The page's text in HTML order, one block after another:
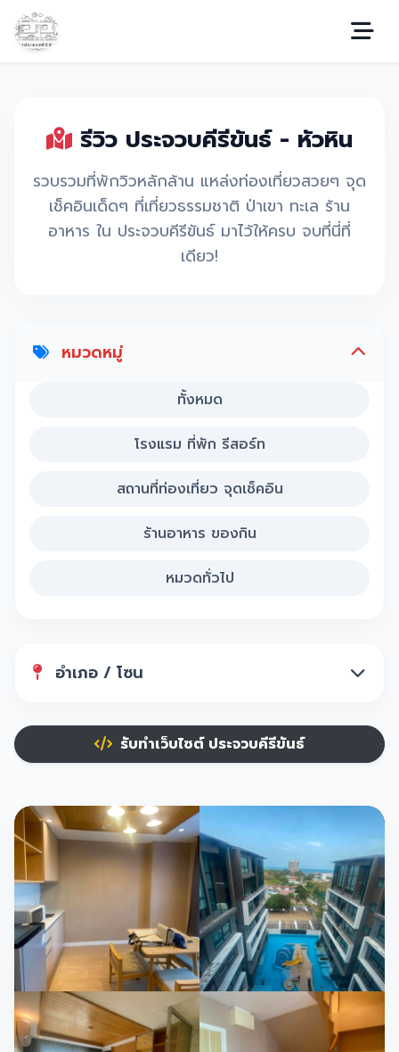
รีวิว ประจวบคีรีขันธ์ - หัวหิน
รวบรวมที่พักวิวหลักล้าน แหล่งท่องเที่ยวสวยๆ จุด
เช็คอินเด็ดๆ ที่เที่ยวธรรมชาติ ป่าเขา ทะเล ร้าน
อาหาร ใน ประจวบคีรีขันธ์ มาไว้ให้ครบ จบที่นี่ที่
เดียว!
หมวดหมู่
ทั้งหมด
โรงแรม ที่พัก รีสอร์ท
สถานที่ท่องเที่ยว จุดเช็คอิน
ร้านอาหาร ของกิน
หมวดทั่วไป
อำเภอ / โซน
รับทำเว็บไซต์ ประจวบคีรีขันธ์